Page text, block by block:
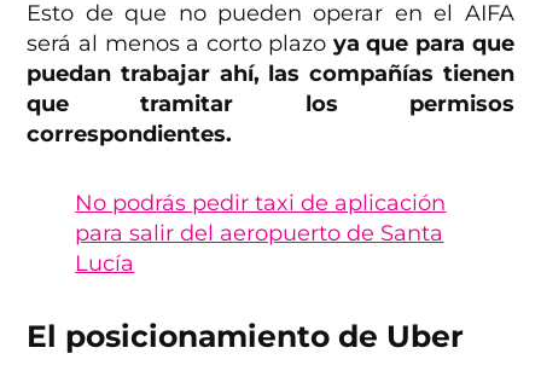
Esto de que no pueden operar en el AIFA
será al menos a corto plazo ya que para que
puedan trabajar ahí, las compañías tienen
que tramitar los permisos
correspondientes.
No podrás pedir taxi de aplicación
para salir del aeropuerto de Santa
Lucía
El posicionamiento de Uber